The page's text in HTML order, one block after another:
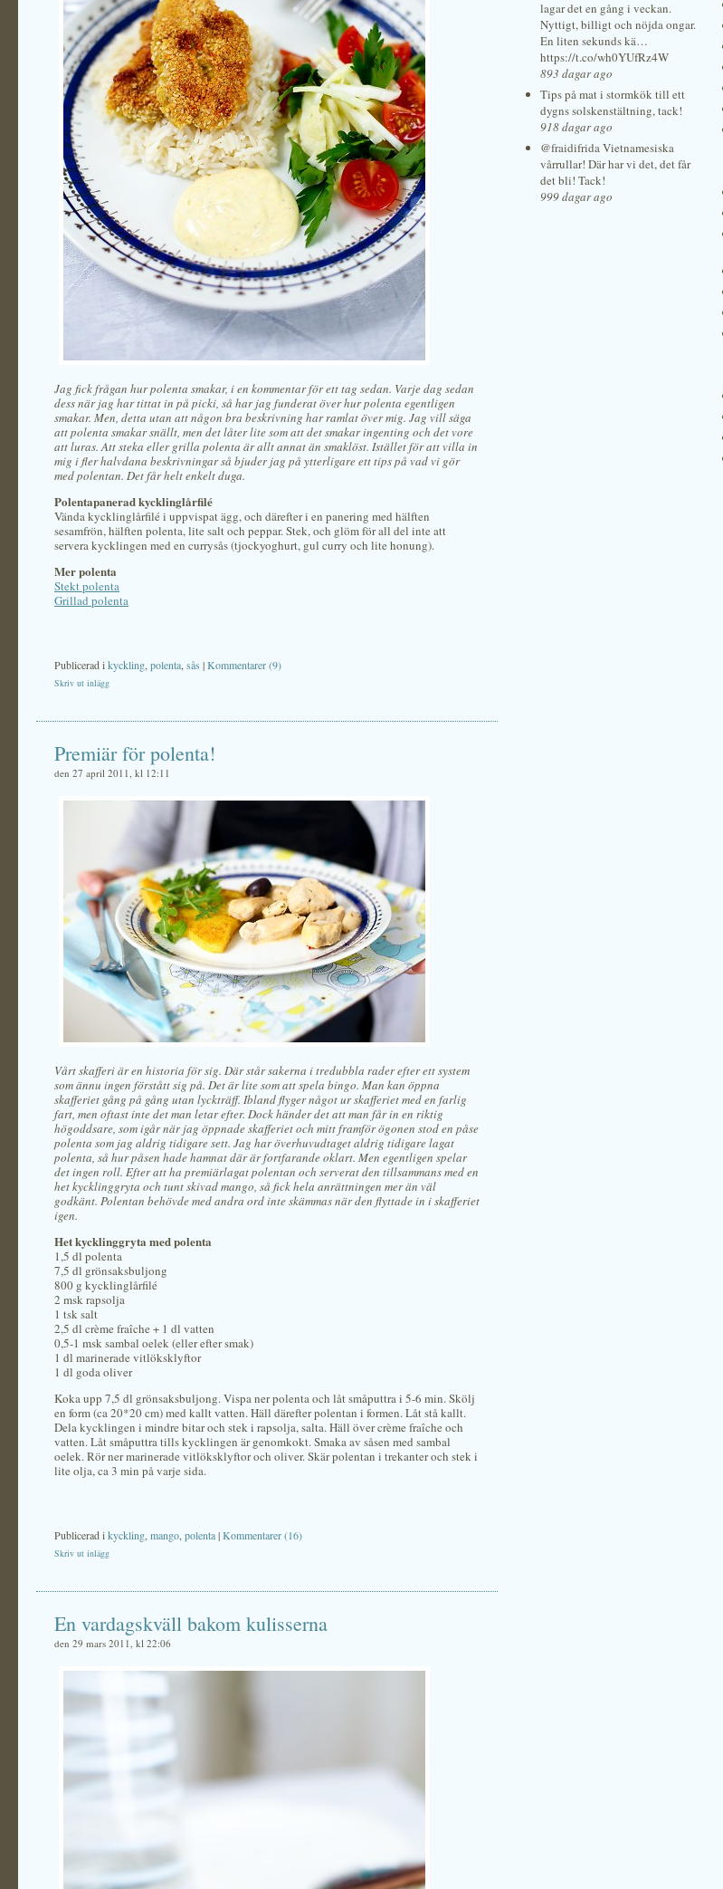
Jag fick frågan hur polenta smakar, i en kommentar för ett tag sedan. Varje dag sedan
dess när jag har tittat in på picki, så har jag funderat över hur polenta egentligen
smakar. Men, detta utan att någon bra beskrivning har ramlat över mig. Jag vill säga
att polenta smakar snällt, men det låter lite som att det smakar ingenting och det vore
att luras. Att steka eller grilla polenta är allt annat än smaklöst. Istället för att villa in
mig i fler halvdana beskrivningar så bjuder jag på ytterligare ett tips på vad vi gör
med polentan. Det får helt enkelt duga.
Polentapanerad kycklinglårfilé
Vända kycklinglårfilé i uppvispat ägg, och därefter i en panering med hälften
sesamfrön, hälften polenta, lite salt och peppar. Stek, och glöm för all del inte att
servera kycklingen med en currysås (tjockyoghurt, gul curry och lite honung).
Mer polenta
Stekt polenta
Grillad polenta
Publicerad ikyckling polenta sås |Kommentarer (9)
Skriv ut inlägg
Premiär för polenta!
den 27 april 2011, kl 12:11
Vårt skafferi är en historia för sig. Där står sakerna i tredubbla rader efter ett system
som ännu ingen förstått sig på. Det är lite som att spela bingo. Man kan öppna
skafferiet gång på gång utan lyckträff. Ibland flyger något ur skafferiet med en farlig
fart, men oftast inte det man letar efter. Dock händer det att man får in en riktig
högoddsare, som igår när jag öppnade skafferiet och mitt framför ögonen stod en påse
polenta som jag aldrig tidigare sett. Jag har överhuvudtaget aldrig tidigare lagat
polenta, så hur påsen hade hamnat där är fortfarande oklart. Men egentligen spelar
det ingen roll. Efter att ha premiärlagat polentan och serverat den tillsammans med en
het kycklinggryta och tunt skivad mango, så fick hela anrättningen mer än väl
godkänt. Polentan behövde med andra ord inte skämmas när den flyttade in i skafferiet
igen.
Het kycklinggryta med polenta
1,5 dl polenta
7,5 dl grönsaksbuljong
800 g kycklinglårfilé
2 msk rapsolja
1 tsk salt
2,5 dl crème fraîche + 1 dl vatten
0,5-1 msk sambal oelek (eller efter smak)
1 dl marinerade vitlöksklyftor
1 dl goda oliver
Koka upp 7,5 dl grönsaksbuljong. Vispa ner polenta och låt småputtra i 5-6 min. Skölj
en form (ca 20*20 cm) med kallt vatten. Häll därefter polentan i formen. Låt stå kallt.
Dela kycklingen i mindre bitar och stek i rapsolja, salta. Häll över crème fraîche och
vatten. Låt småputtra tills kycklingen är genomkokt. Smaka av såsen med sambal
oelek. Rör ner marinerade vitlöksklyftor och oliver. Skär polentan i trekanter och stek i
lite olja, ca 3 min på varje sida.
Publicerad ikyckling mango polenta|Kommentarer (16)
Skriv ut inlägg
En vardagskväll bakom kulisserna
den 29 mars 2011, kl 22:06
lagar det en gång i veckan.
Nyttigt, billigt och nöjda ongar.
En liten sekunds kä…
https://t.co/wh0YUfRz4W
893 dagar ago
Tips på mat i stormkök till ett
dygns solskenstältning, tack!
918 dagar ago
@fraidifrida Vietnamesiska
vårrullar! Där har vi det, det får
det bli! Tack!
999 dagar ago